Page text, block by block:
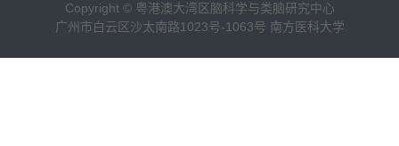
Copyright © 粤港澳大湾区脑科学与类脑研究中心
广州市白云区沙太南路1023号-1063号 南方医科大学